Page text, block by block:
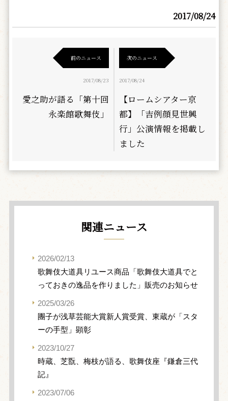
2017/08/24
前のニュース
2017/08/23
愛之助が語る「第十回
永楽館歌舞伎」
次のニュース
2017/08/24
【ロームシアター京
都】「吉例顔見世興
行」公演情報を掲載し
ました
関連ニュース
2026/02/13
歌舞伎大道具リユース商品「歌舞伎大道具でと
っておきの逸品を作りました」販売のお知らせ
2025/03/26
團子が浅草芸能大賞新人賞受賞、東蔵が「スタ
ーの手型」顕彰
2023/10/27
時蔵、芝翫、梅枝が語る、歌舞伎座『鎌倉三代
記』
2023/07/06